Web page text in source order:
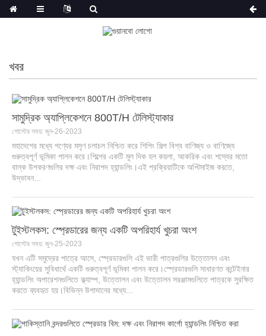
খবর
সামুদ্রিক অ্যাপ্লিকেশনে 800T/H টেলিস্ট্যাকার
পোস্টের সময়: জুন-26-2023
মহাদেশের মধ্যে পণ্যের মসৃণ চলাচল নিশ্চিত করে শিপিং শিল্প বিশ্ব বাণিজ্য ও বাণিজ্যে
গুরুত্বপূর্ণ ভূমিকা পালন করে।শিল্পের একটি মূল দিক হল কয়লা, আকরিক এবং শস্যের মতো
বাল্ক উপকরণগুলির দক্ষ এবং নিরাপদ হ্যান্ডলিং।এই প্রক্রিয়াটিকে অপ্টিমাইজ করতে,
উদ্ভাবন...
টুইস্টলকস: স্প্রেডারের জন্য একটি অপরিহার্য খুচরা অংশ
পোস্টের সময়: জুন-25-2023
যখন এটি সমুদ্রের পাত্রে আসে, স্প্রেডারগুলি এই ভারী পাত্রগুলির উত্তোলন এবং
স্ট্যাকিংয়ের সুবিধার্থে একটি গুরুত্বপূর্ণ ভূমিকা পালন করে।স্প্রেডারগুলি সাধারণত কন্টেইনার
হ্যান্ডলিং অপারেশনগুলিতে ক্ল্যাম্প, উত্তোলন এবং উত্তোলন সরঞ্জামগুলিতে পাত্রকে সুরক্ষিত
করতে ব্যবহৃত হয়।বিভিন্ন উপাদানের মধ্যে...